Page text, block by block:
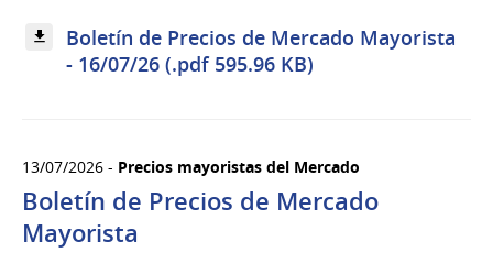
Boletín de Precios de Mercado Mayorista
- 16/07/26 (.pdf 595.96 KB)
13/07/2026 - Precios mayoristas del Mercado
Boletín de Precios de Mercado
Mayorista